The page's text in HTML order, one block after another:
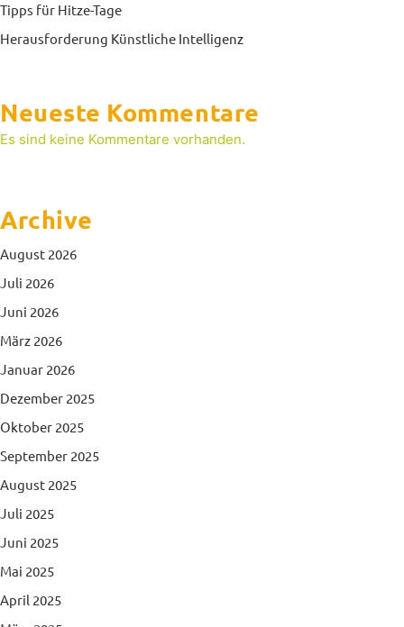
Tipps für Hitze-Tage
Herausforderung Künstliche Intelligenz
Neueste Kommentare
Es sind keine Kommentare vorhanden.
Archive
August 2026
Juli 2026
Juni 2026
März 2026
Januar 2026
Dezember 2025
Oktober 2025
September 2025
August 2025
Juli 2025
Juni 2025
Mai 2025
April 2025